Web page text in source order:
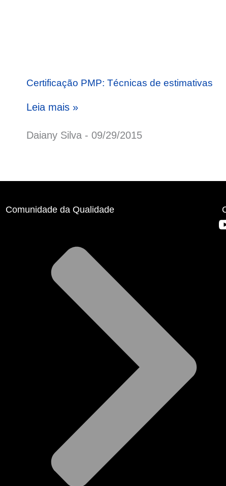
Certificação PMP: Técnicas de estimativas
Leia mais »
Daiany Silva 09/29/2015
Comunidade da Qualidade